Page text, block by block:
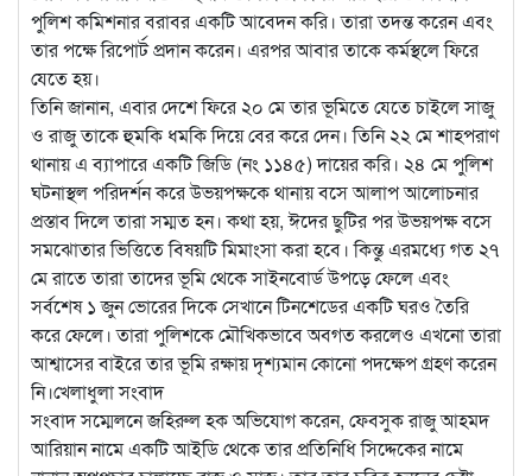
পুলিশ কমিশনার বরাবর একটি আবেদন করি। তারা তদন্ত করেন এবং
তার পক্ষে রিপোর্ট প্রদান করেন। এরপর আবার তাকে কর্মস্থলে ফিরে
যেতে হয়।
তিনি জানান, এবার দেশে ফিরে ২০ মে তার ভূমিতে যেতে চাইলে সাজু
ও রাজু তাকে হুমকি ধমকি দিয়ে বের করে দেন। তিনি ২২ মে শাহপরাণ
থানায় এ ব্যাপারে একটি জিডি (নং ১১৪৫) দায়ের করি। ২৪ মে পুলিশ
ঘটনাস্থল পরিদর্শন করে উভয়পক্ষকে থানায় বসে আলাপ আলোচনার
প্রস্তাব দিলে তারা সম্মত হন। কথা হয়, ঈদের ছুটির পর উভয়পক্ষ বসে
সমঝোতার ভিত্তিতে বিষয়টি মিমাংসা করা হবে। কিন্তু এরমধ্যে গত ২৭
মে রাতে তারা তাদের ভূমি থেকে সাইনবোর্ড উপড়ে ফেলে এবং
সর্বশেষ ১ জুন ভোরের দিকে সেখানে টিনশেডের একটি ঘরও তৈরি
করে ফেলে। তারা পুলিশকে মৌখিকভাবে অবগত করলেও এখনো তারা
আশ্বাসের বাইরে তার ভূমি রক্ষায় দৃশ্যমান কোনো পদক্ষেপ গ্রহণ করেন
নি।খেলাধুলা সংবাদ
সংবাদ সম্মেলনে জহিরুল হক অভিযোগ করেন, ফেবসুক রাজু আহমদ
আরিয়ান নামে একটি আইডি থেকে তার প্রতিনিধি সিদ্দেকের নামে